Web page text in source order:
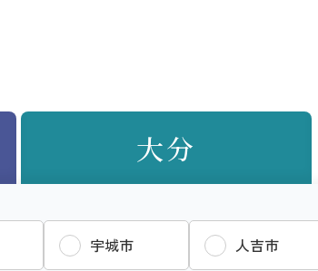
大分
宇城市 人吉市